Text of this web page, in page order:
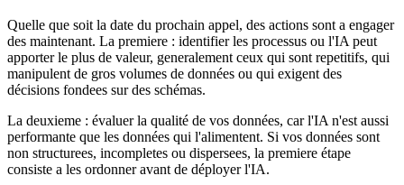
Quelle que soit la date du prochain appel, des actions sont a engager
des maintenant. La premiere : identifier les processus ou l'IA peut
apporter le plus de valeur, generalement ceux qui sont repetitifs, qui
manipulent de gros volumes de données ou qui exigent des
décisions fondees sur des schémas.
La deuxieme : évaluer la qualité de vos données, car l'IA n'est aussi
performante que les données qui l'alimentent. Si vos données sont
non structurees, incompletes ou dispersees, la premiere étape
consiste a les ordonner avant de déployer l'IA.